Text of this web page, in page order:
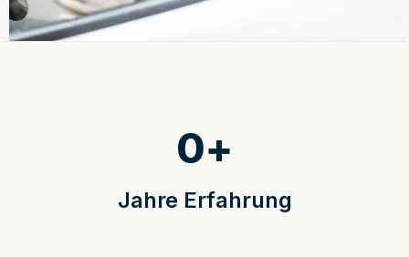
Jahre Erfahrung
0+